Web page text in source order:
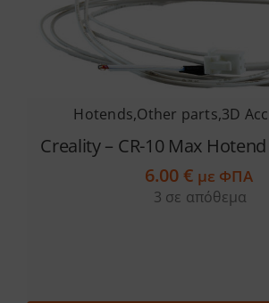
Hotends,Other parts,3D
Creality – CR-10 Max
6.00€ με ΦΠΑ
3 σε απόθεμα